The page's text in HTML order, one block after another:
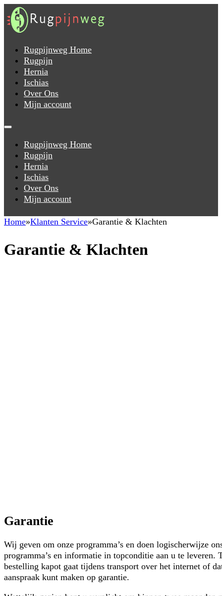
Rugpijnweg Home
Rugpijn
Hernia
Ischias
Over Ons
Mijn account
Rugpijnweg Home
Rugpijn
Hernia
Ischias
Over Ons
Mijn account
Home Klanten Service Garantie & Klachten
Garantie & Klachten
Garantie
Wij geven om onze programma’s en doen logischerwijze
programma’s en informatie in topconditie aan u te leveren.
bestelling kapot gaat tijdens transport over het internet of
aanspraak kunt maken op garantie.